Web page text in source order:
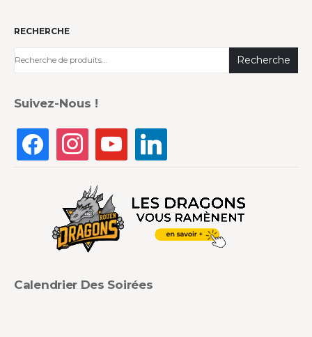
RECHERCHE
Recherche
Suivez-Nous !
Calendrier Des Soirées